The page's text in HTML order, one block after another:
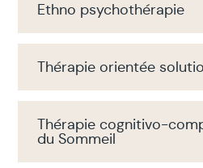
Ethno psychothérapie
Thérapie orientée
Thérapie cognitivo-
du Sommeil